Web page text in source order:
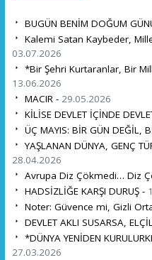
BUGÜN BENİM DOĞUM
Kalemi Satan Kaybeder,
03.07.2026
*Bir Şehri Kurtaranlar, Bir
13.06.2026
MACIR - 29.05.2026
KİLİSE DEVLET İÇİNDE
ÜÇ MAYIS: BİR GÜN DEĞİL,
YAŞLANAN DÜNYA, GENÇ
28.04.2026
Avrupa Diz Çökmedi… Diz
HADSİZLİĞE KARŞI DURUŞ -
Noter: Güvence mi, Gizli
DEVLET AKLI SUSARSA,
*DÜNYA YENİDEN
27.03.2026